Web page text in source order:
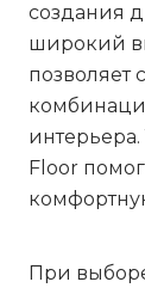
создания
широкий
позволяет
Floor
При